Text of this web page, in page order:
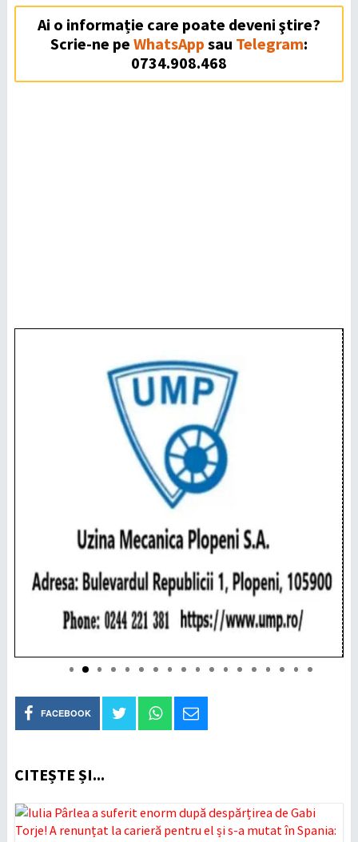
Ai o informație care poate deveni ştire?
Scrie-ne pe WhatsApp sau Telegram:
0734.908.468
FACEBOOK
CITEȘTE ȘI...